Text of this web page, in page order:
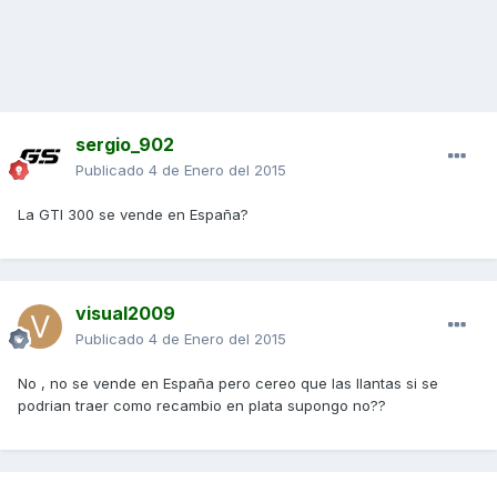
sergio_902
Publicado 4 de Enero del 2015
La GTI 300 se vende en España?
visual2009
Publicado 4 de Enero del 2015
No , no se vende en España pero cereo que las llantas si se
podrian traer como recambio en plata supongo no??